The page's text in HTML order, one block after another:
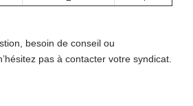
besoin de conseil ou
pas à contacter votre syndicat.